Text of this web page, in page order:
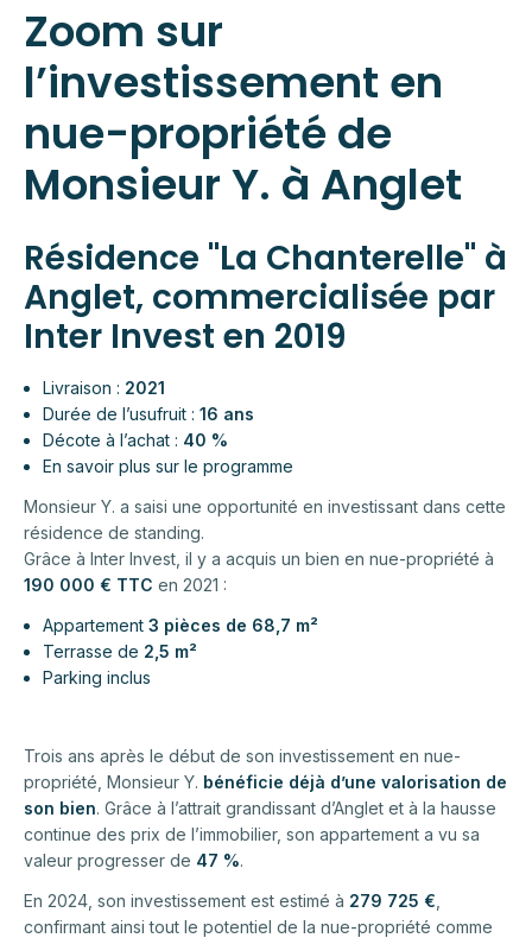
Zoom sur
l’investissement en
nue-propriété de
Monsieur Y. à Anglet
Résidence "La Chanterelle" à
Anglet, commercialisée par
Inter Invest en 2019
Livraison : 2021
Durée de l’usufruit : 16 ans
Décote à l’achat : 40 %
En savoir plus sur le programme
Monsieur Y. a saisi une opportunité en investissant dans cette
résidence de standing.
Grâce à Inter Invest, il y a acquis un bien en nue-propriété à
190 000 € TTC en 2021 :
Appartement 3 pièces de 68,7 m²
Terrasse de 2,5 m²
Parking inclus
Trois ans après le début de son investissement en nue-
propriété, Monsieur Y. bénéficie déjà d’une valorisation de
son bien. Grâce à l’attrait grandissant d’Anglet et à la hausse
continue des prix de l’immobilier, son appartement a vu sa
valeur progresser de 47 %.
En 2024, son investissement est estimé à 279 725 €
confirmant ainsi tout le potentiel de la nue-propriété comme